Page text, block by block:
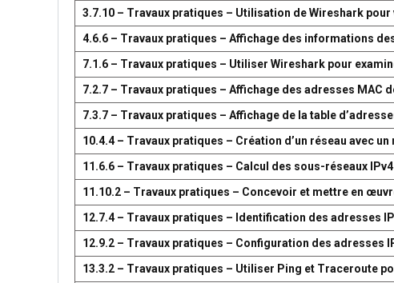
3.7.10 – Travaux pratiques – Utilisation de Wireshark
4.6.6 – Travaux pratiques – Affichage des informations
7.1.6 – Travaux pratiques – Utiliser Wireshark pour
7.2.7 – Travaux pratiques – Affichage des adresses MAC
7.3.7 – Travaux pratiques – Affichage de la table
10.4.4 – Travaux pratiques – Création d’un réseau avec
11.6.6 – Travaux pratiques – Calcul des sous-réseaux IPv4
11.10.2 – Travaux pratiques – Concevoir et mettre en
12.7.4 – Travaux pratiques – Identification des adresses
12.9.2 – Travaux pratiques – Configuration des adresses
13.3.2 – Travaux pratiques – Utiliser Ping et Traceroute